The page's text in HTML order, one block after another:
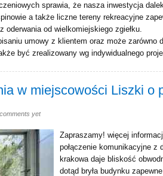
sprawia, że nasza inwestycja
a także liczne tereny rekreacyjne
oderwania od wielkomiejskiego
umowy z klientem oraz może zarówno
być zrealizowany wg indywidualnego
w miejscowości Liszki o
yet
Zapraszamy! więcej
połączenie komunikacyjne z
krakowa daje bliskość
dotąd bryła budynku